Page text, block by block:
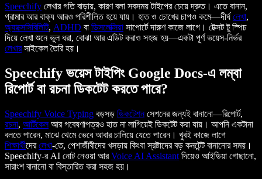
Speechify লেখার গতি বাড়ায়, কারণ বলা সবসময় টাইপের চেয়ে দ্রুত। এতে বানান,
গ্রামার আর বাক্য আরও পরিশীলিত হয়ে যায়। হাত ও চোখের চাপও কমে—দীর্ঘ লেখা,
অ্যাক্সেসিবিলিটি, ADHD বা ডিসলেক্সিয়া সাপোর্টে দারুণ কাজে লাগে। টেক্সট টু স্পিচ
দিয়ে লেখা শুনে ভুল ধরা, বোঝা আর এডিট করাও সহজ হয়—একটা পূর্ণ ভয়েস-নির্ভর
লেখারসাইকেল তৈরি হয়।
Speechify ভয়েস টাইপিং Google Docs-এ লম্বা
রিপোর্ট বা রচনা ডিকটেট করতে পারে?
Speechify Voice Typing বড়সড় ডিকটেশনসেশনের জন্যই বানানো—রিপোর্ট,
রচনা, আর্টিকেলআর গবেষণাপত্রও হাত না লাগিয়েই ডিকটেট করা যায়। আপনি একটানা
বলতে পারেন, মাঝে থেমে ভেবে আবার চালিয়ে যেতে পারেন। খুবই কাজে লাগে
শিক্ষার্থীদেরলেখা-তে, পেশাজীবীদের খসড়ায় কিংবা স্রষ্টাদের বড় কনটেন্ট বানানোর সময়।
Speechify-র AI নোট নেওয়া আরVoice AI Assistant দিয়েও আইডিয়া গোছানো,
সারাংশ বানানো বা বিস্তারিত করা সহজ হয়।